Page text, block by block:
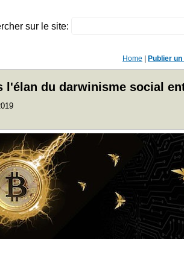
sur le site:
Home Publier
du darwinisme social